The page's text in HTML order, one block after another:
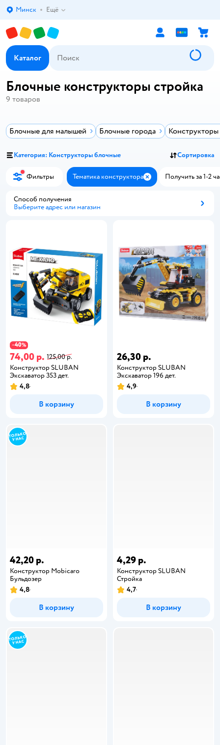
Выбор адреса доставки.
Минск Ещё
Каталог
Блочные конструкторы стройка
9 товаров
Блочные для малышей Блочные города
Категория: Конструкторы блочные Сортировка
Фильтры Тематика конструктора ЗакрытьПолучить за 1-2
Способ получения
Выберите адрес или магазин
−40%
74,00 р. 125,00 р.
Конструктор SLUBAN
Экскаватор 353 дет.
4,8
В корзину
26,30 р.
Конструктор SLUBAN
Экскаватор 196 дет.
4,9
В корзину
42,20 р.
Конструктор Mobicaro
Бульдозер
4,8
В корзину
4,29 р.
Конструктор SLUBAN
Стройка
4,7
В корзину